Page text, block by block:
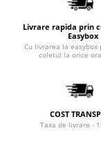
Livrare rapida prin
Easybox
Cu livrarea la easybox
coletul la orice
COST
Taxa de livrare -